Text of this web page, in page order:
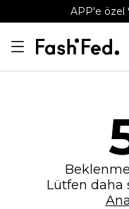
APP'e özel
Lütfen daha